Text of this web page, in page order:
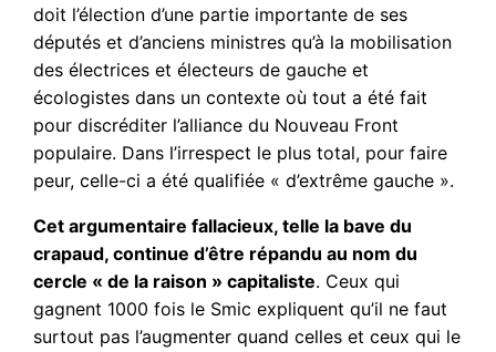
doit l’élection d’une partie importante de ses
députés et d’anciens ministres qu’à la mobilisation
des électrices et électeurs de gauche et
écologistes dans un contexte où tout a été fait
pour discréditer l’alliance du Nouveau Front
populaire. Dans l’irrespect le plus total, pour faire
peur, celle-ci a été qualifiée « d’extrême gauche ».
Cet argumentaire fallacieux, telle la bave du
crapaud, continue d’être répandu au nom du
cercle « de la raison » capitaliste. Ceux qui
gagnent 1000 fois le Smic expliquent qu’il ne faut
surtout pas l’augmenter quand celles et ceux qui le